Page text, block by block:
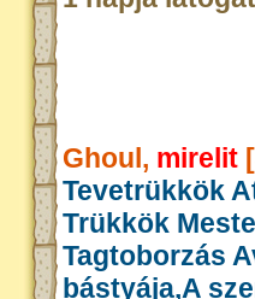
Ghoul, mirelit
Tevetrükkök
Trükkök
Tagtoborzás
bástyája,A